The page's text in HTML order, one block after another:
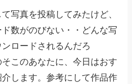
写真を投稿してみたけど、
数がのびない・・どんな写
ロードされるんだろ
このあなたに、今日はおす
します。参考にして作品作